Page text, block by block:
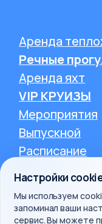
Настройки
Мы используем
запоминал ваши
сервис. Вы можете